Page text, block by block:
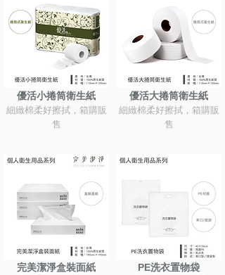
優活小捲筒衛生紙
細緻棉柔好擦拭，箱購販
售
完美潔淨盒裝面紙
優活大捲筒衛生紙
細緻棉柔好擦拭，箱購販
售
PE洗衣置物袋